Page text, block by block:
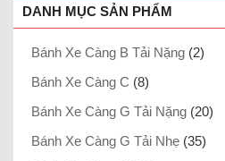
DANH MỤC SẢN PHẨM
Bánh Xe Càng B Tải Nặng (2)
Bánh Xe Càng C (8)
Bánh Xe Càng G Tải Nặng (20)
Bánh Xe Càng G Tải Nhẹ (35)